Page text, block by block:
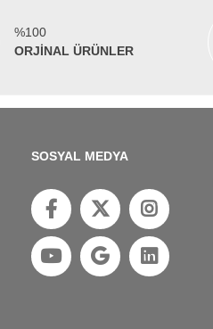
%100
ORJİNAL ÜRÜNLER
SOSYAL MEDYA